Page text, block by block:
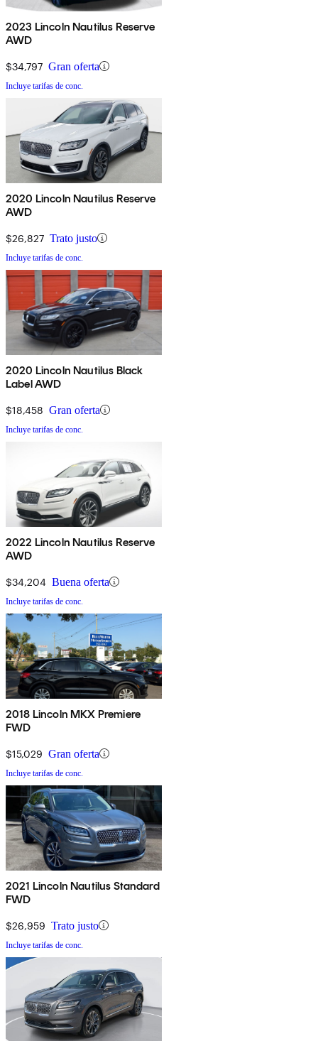
2023 Lincoln Nautilus Reserve
AWD
$34,797 Gran oferta
Incluye tarifas de conc.
2020 Lincoln Nautilus Reserve
AWD
$26,827 Trato justo
Incluye tarifas de conc.
2020 Lincoln Nautilus Black
Label AWD
$18,458 Gran oferta
Incluye tarifas de conc.
2022 Lincoln Nautilus Reserve
AWD
$34,204 Buena oferta
Incluye tarifas de conc.
2018 Lincoln MKX Premiere
FWD
$15,029 Gran oferta
Incluye tarifas de conc.
2021 Lincoln Nautilus Standard
FWD
$26,959 Trato justo
Incluye tarifas de conc.